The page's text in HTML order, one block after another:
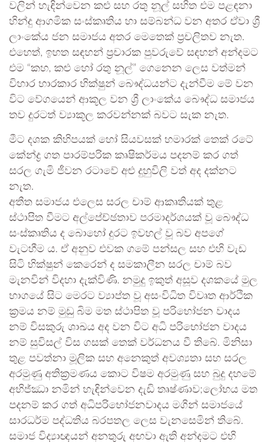
වලින් හැඳින්වෙන කළු සහ රතු නූල් සහිත එම පළඳනා
හින්දු ආගමික සංස්කෘතිය හා සම්බන්ධ වන අතර ඒවා ශ්‍රී
ලාංකේය ජන සමාජය අතර මෙතෙක් ප්‍රචලිතව නැත.
එහෙත්, ඉහත සඳහන් ප්‍රචාරක පුවරුවේ සඳහන් අන්දමට
එම “කහ, කළු හෝ රතු නූල්” ගෙනෙන ලෙස වත්මන්
විහාර භාරකාර භික්ෂුන් බෞද්ධයන්ට දැන්වීම මේ වන
විට වේගයෙන් ආකූල වන ශ්‍රී ලාංකේය බෞද්ධ සමාජය
තව දුරටත් ව්‍යාකූල කරවන්නක් බවට සැක නැත.
මීට දශක කිහිපයක් හෝ සියවසක් හමාරක් තෙක් රටේ
කේන්ද්‍ර ගත පාරම්පරික කෘෂිකර්මය පදනම් කර ගත්
සරල ගැමි ජීවන රටාවේ අළු දුහුවිලි වත් අද දක්නට
නැත.
අතීත සමාජය එලෙස සරල චාම් ආකෘතියක් තුළ
ස්ථාපිත වීමට අල්පේච්ඡතාව පරමාදර්ශයක් වූ බෞද්ධ
සංස්කෘතිය ද බොහෝ දුරට ඉවහල් වූ බව අපගේ
වැටහීම ය. ඒ අනුව එවක ගමේ පන්සල සහ එහි වැඩ
සිටි භික්ෂුන් කෙරෙන් ද සමකාලීන සරල චාම් බව
මැනවින් විදහා දැක්විණි. නමුදු ඉකුත් අසූව දශකයේ මුල
භාගයේ සිට මෙරට ව්‍යාප්ත වූ අසංවිධිත විවෘත ආර්ථික
ක්‍රමය නම් මුඩු බිම මත ස්ථාපිත වූ පරිභෝජන වාදය
නම් විසකුරු ශාඛය අද වන විට අධි පරිභෝජන වාදය
නම් සුවිසල් විස ගසක් තෙක් වර්ධනය වී තිබේ. මිනිසා
තුළ පවත්නා මූලික සහ අනෙකුත් අවශ්‍යතා සහ සරල
අරමුණු අතික්‍රමණය කොට විෂම අරමුණු සහ බුදු දහමේ
අභිජ්ඣා නමින් හැඳින්වෙන දැඩි තෘෂ්ණාව;ලෝභය මත
පදනම් කර ගත් අධිපරිභෝජනවාදය මගින් සමාජයේ
සාරධර්ම පද්ධතිය බරපතල ලෙස වැනසෙමින් තිබේ.
සමාජ විද්‍යාඥයන් අනතුරු අඟවා ඇති අන්දමට එහි